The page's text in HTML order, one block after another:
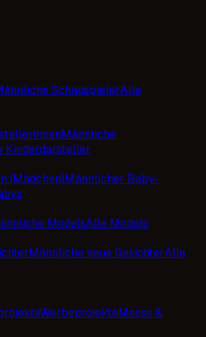
SchauspielerAlle
Männliche
Kinderdarsteller
(Mädchen)Männlicher Baby-
ModelsAlle Models
Männliche neue GesichterAlle
WerbeprojekteMesse &